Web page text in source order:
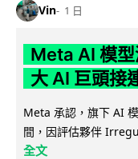
Vin 1 日
Meta AI 模
大 AI 巨頭接
Meta 承認，旗下 AI
間，因評估夥伴
全文